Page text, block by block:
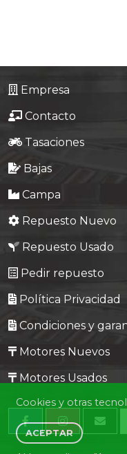
Empresa
Contacto
Tasaciones
Bajas
Campa
Repuesto Nuevo
Repuesto Usado
Pedir repuesto
Política Privacidad
Condiciones y
Motores Nuevos
Motores Usados
Cookies y otras
ACEPTAR